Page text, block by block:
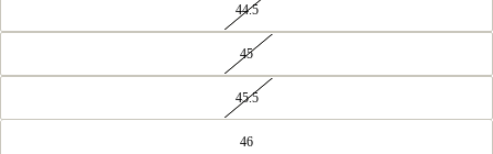
44.5
45
45.5
46